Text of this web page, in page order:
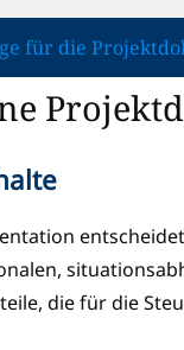
für die
die für die